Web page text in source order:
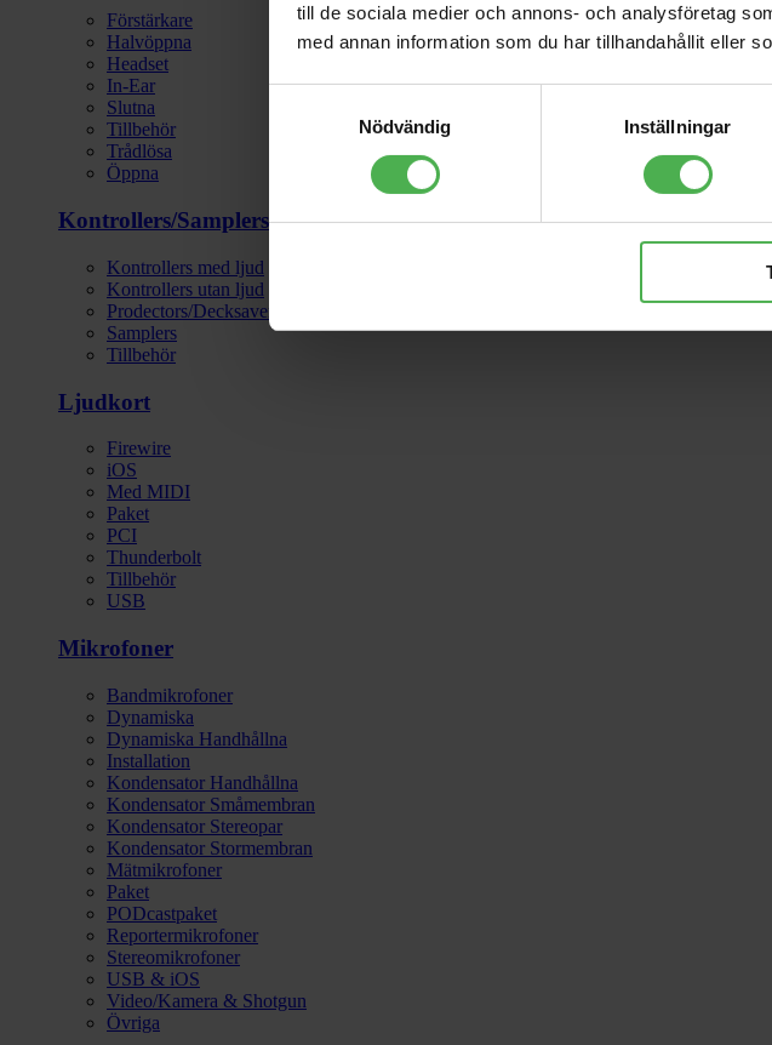
till de sociala medier och annons- och analysföretag
med annan information som du har tillhandahållit eller
Nödvändig
Inställningar
Förstärkare
Halvöppna
Headset
In-Ear
Slutna
Tillbehör
Trådlösa
Öppna
Kontrollers/Samplers
Kontrollers med ljud
Kontrollers utan ljud
Prodectors/Decksavers
Samplers
Tillbehör
Ljudkort
Firewire
iOS
Med MIDI
Paket
PCI
Thunderbolt
Tillbehör
USB
Mikrofoner
Bandmikrofoner
Dynamiska
Dynamiska Handhållna
Installation
Kondensator Handhållna
Kondensator Småmembran
Kondensator Stereopar
Kondensator Stormembran
Mätmikrofoner
Paket
PODcastpaket
Reportermikrofoner
Stereomikrofoner
USB & iOS
Video/Kamera & Shotgun
Övriga